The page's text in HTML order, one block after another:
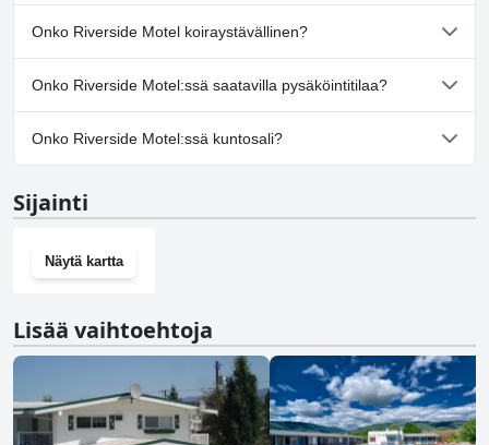
Ei, Riverside Motel ei tarjoa kylpylää.
Onko Riverside Motel koiraystävällinen?
Ei, Riverside Motel ei salli koiria.
Onko Riverside Motel:ssä saatavilla pysäköintitilaa?
Kyllä, Riverside Motel tarjoaa pysäköintimahdollisuuden.
Onko Riverside Motel:ssä kuntosali?
Sijainti
Näytä kartta
Lisää vaihtoehtoja